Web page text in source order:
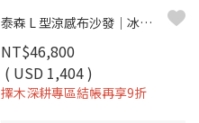
泰森 L 型涼感布沙發｜冰爽涼感布 × 高回彈坐墊 × 十年骨架保固 – 擇木深耕系列
NT$46,800
( USD 1,404 )
擇木深耕專區結帳再享9折